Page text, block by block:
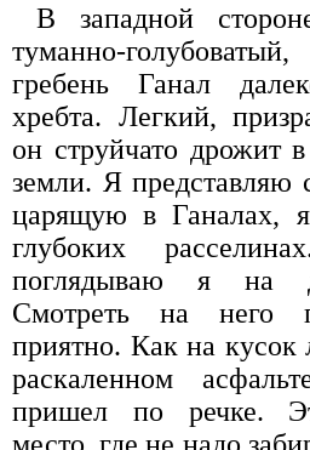
В западной
туманно-
гребень Ганал
хребта. Легкий,
он струйчато дрожит
земли. Я представляю
царящую в Ганалах,
глубоких
поглядываю я на
Смотреть на него
приятно. Как на
раскаленном
пришел по речке.
место, где не надо